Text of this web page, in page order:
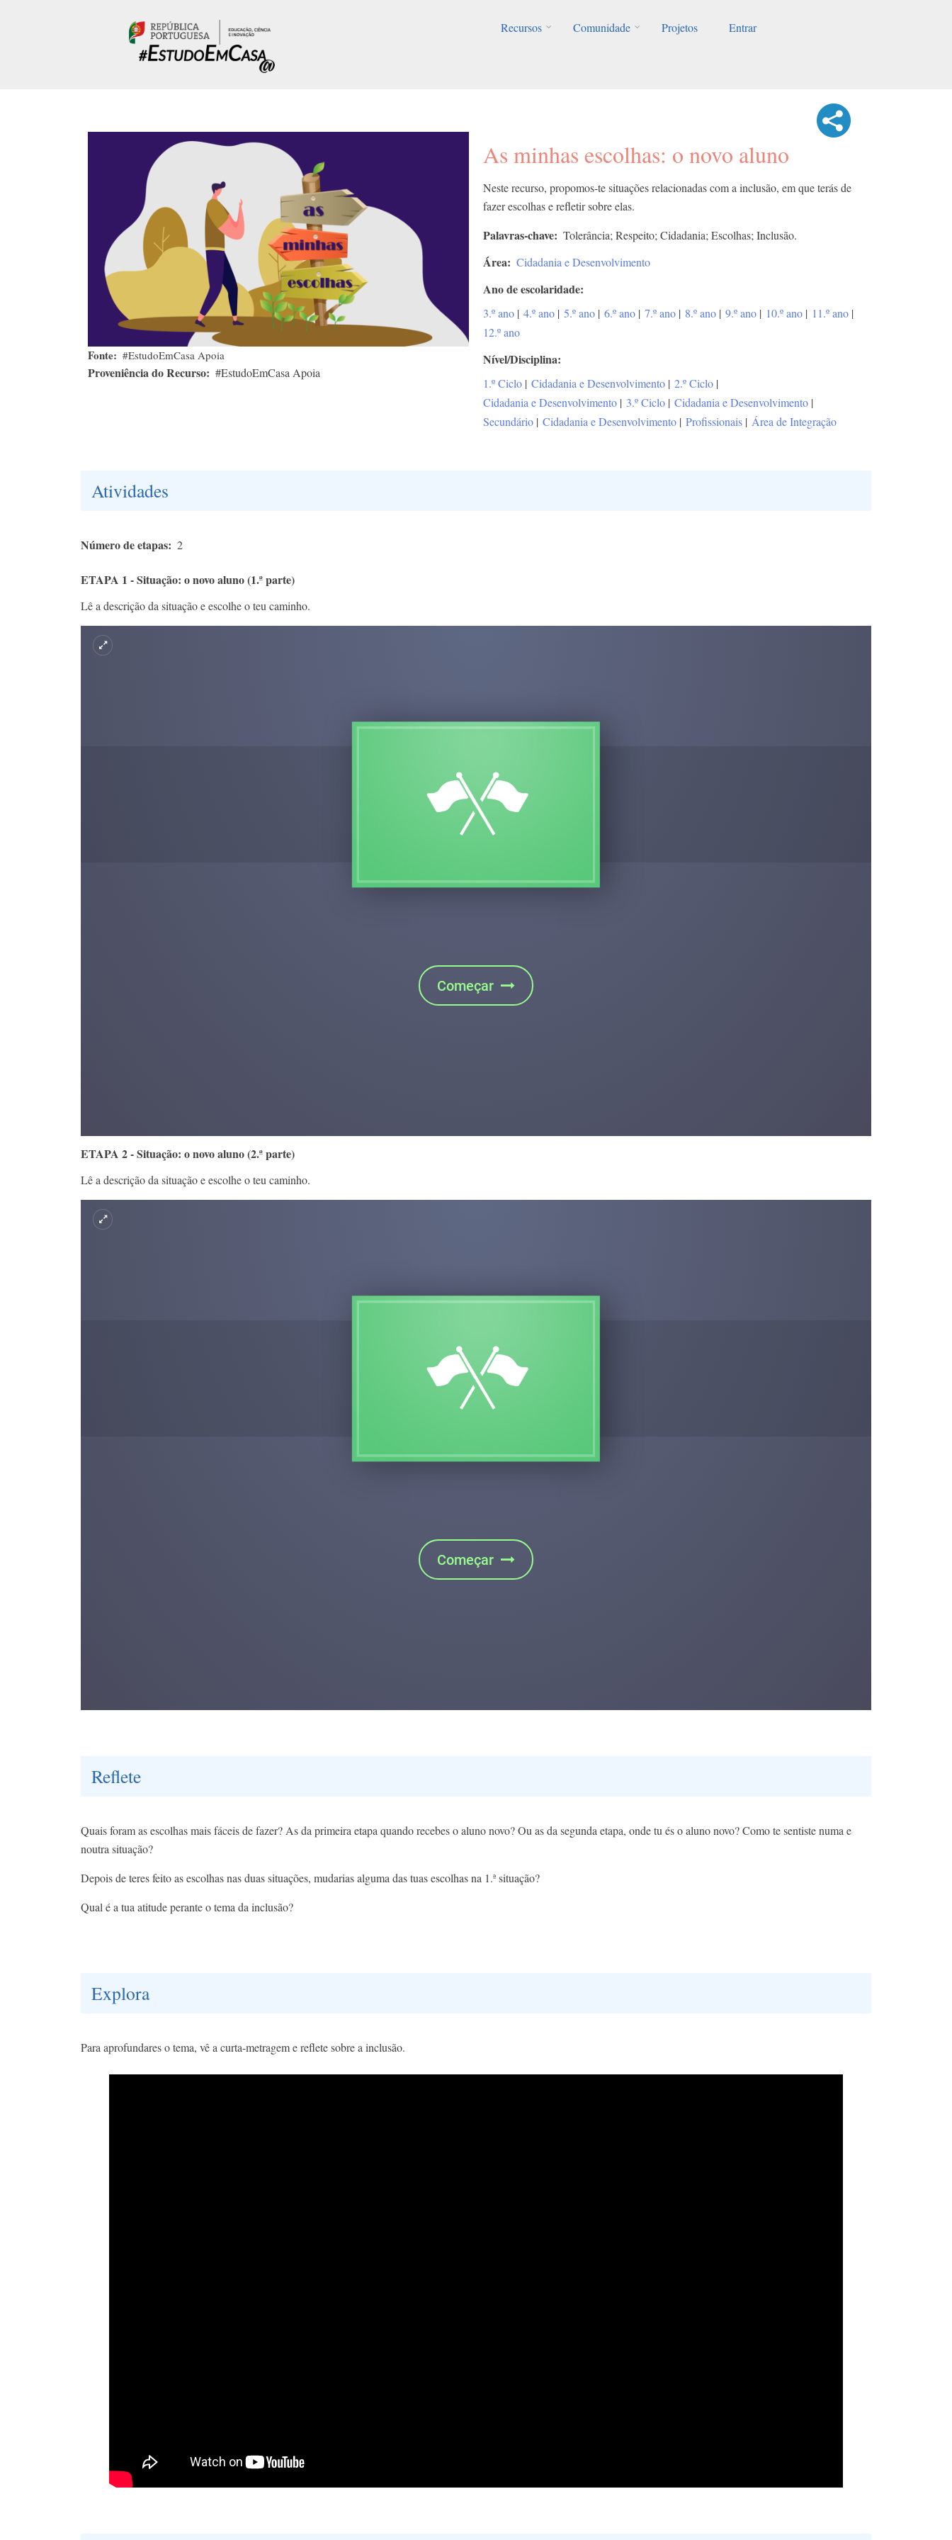
Recursos
Comunidade Projetos Entrar
Fonte #EstudoEmCasa Apoia
Proveniência do Recurso #EstudoEmCasa Apoia
As minhas escolhas: o novo aluno
Neste recurso, propomos-te situações relacionadas com a inclusão, em que terás de
fazer escolhas e refletir sobre elas.
Palavras-chave Tolerância; Respeito; Cidadania; Escolhas; Inclusão.
Área Cidadania e Desenvolvimento
Ano de escolaridade
3.º ano | 4.º ano | 5.º ano | 6.º ano | 7.º ano | 8.º ano | 9.º ano | 10.º ano | 11.º ano |
12.º ano
Nível/Disciplina
1.º Ciclo | Cidadania e Desenvolvimento | 2.º Ciclo |
Cidadania e Desenvolvimento | 3.º Ciclo | Cidadania e Desenvolvimento |
Secundário | Cidadania e Desenvolvimento | Profissionais | Área de Integração
Atividades
Número de etapas 2
ETAPA 1 - Situação: o novo aluno (1.ª parte)
Lê a descrição da situação e escolhe o teu caminho.
ETAPA 2 - Situação: o novo aluno (2.ª parte)
Lê a descrição da situação e escolhe o teu caminho.
Reflete
Quais foram as escolhas mais fáceis de fazer? As da primeira etapa quando recebes o aluno novo? Ou as da segunda etapa, onde tu és o aluno novo? Como te sentiste numa e
noutra situação?
Depois de teres feito as escolhas nas duas situações, mudarias alguma das tuas escolhas na 1.ª situação?
Qual é a tua atitude perante o tema da inclusão?
Explora
Para aprofundares o tema, vê a curta-metragem e reflete sobre a inclusão.